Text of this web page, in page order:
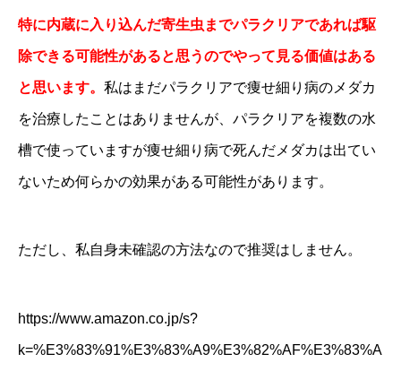
特に内蔵に入り込んだ寄生虫までパラクリアであれば駆
除できる可能性があると思うのでやって見る価値はある
と思います。 私はまだパラクリアで痩せ細り病のメダカ
を治療したことはありませんが、パラクリアを複数の水
槽で使っていますが痩せ細り病で死んだメダカは出てい
ないため何らかの効果がある可能性があります。
ただし、私自身未確認の方法なので推奨はしません。
https://www.amazon.co.jp/s?
k=%E3%83%91%E3%83%A9%E3%82%AF%E3%83%A